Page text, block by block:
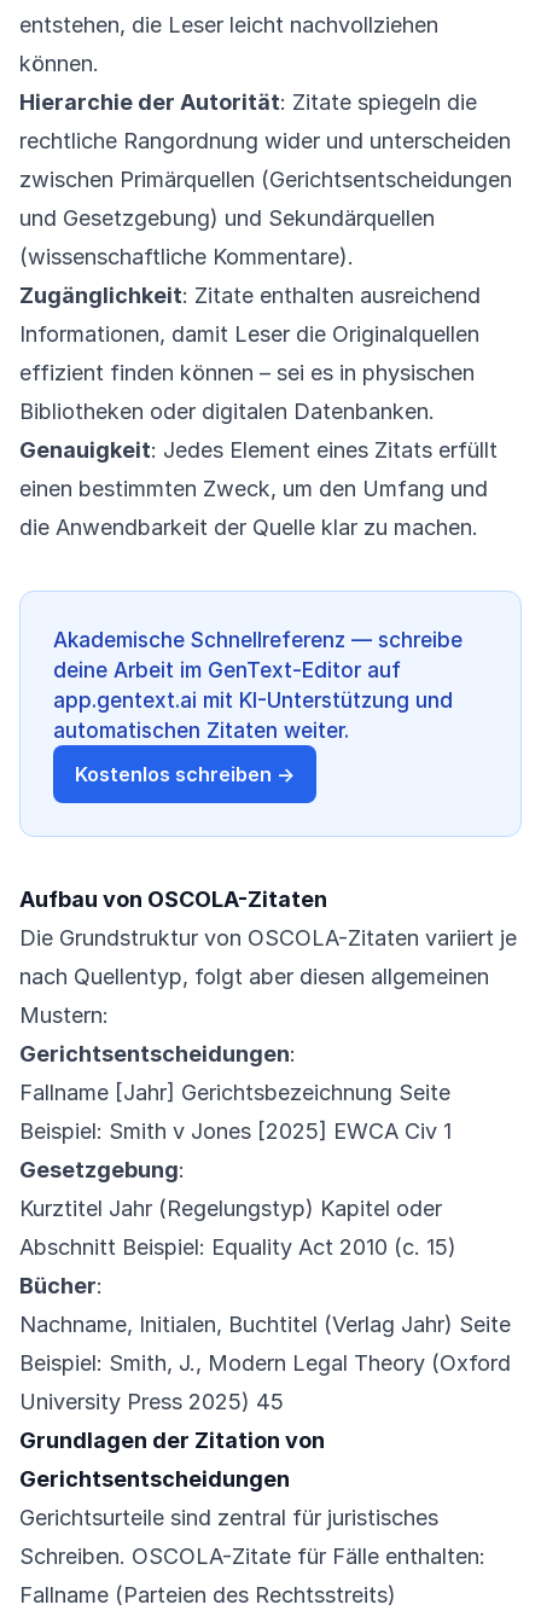
entstehen, die Leser leicht nachvollziehen
können.
Hierarchie der Autorität: Zitate spiegeln die
rechtliche Rangordnung wider und unterscheiden
zwischen Primärquellen (Gerichtsentscheidungen
und Gesetzgebung) und Sekundärquellen
(wissenschaftliche Kommentare).
Zugänglichkeit: Zitate enthalten ausreichend
Informationen, damit Leser die Originalquellen
effizient finden können – sei es in physischen
Bibliotheken oder digitalen Datenbanken.
Genauigkeit: Jedes Element eines Zitats erfüllt
einen bestimmten Zweck, um den Umfang und
die Anwendbarkeit der Quelle klar zu machen.
Akademische Schnellreferenz — schreibe
deine Arbeit im GenText-Editor auf
app.gentext.ai mit KI-Unterstützung und
automatischen Zitaten weiter.
Kostenlos schreiben →
Aufbau von OSCOLA-Zitaten
Die Grundstruktur von OSCOLA-Zitaten variiert je
nach Quellentyp, folgt aber diesen allgemeinen
Mustern:
Gerichtsentscheidungen:
Fallname [Jahr] Gerichtsbezeichnung Seite
Beispiel: Smith v Jones [2025] EWCA Civ 1
Gesetzgebung:
Kurztitel Jahr (Regelungstyp) Kapitel oder
Abschnitt Beispiel: Equality Act 2010 (c. 15)
Bücher:
Nachname, Initialen, Buchtitel (Verlag Jahr) Seite
Beispiel: Smith, J., Modern Legal Theory (Oxford
University Press 2025) 45
Grundlagen der Zitation von
Gerichtsentscheidungen
Gerichtsurteile sind zentral für juristisches
Schreiben. OSCOLA-Zitate für Fälle enthalten:
Fallname (Parteien des Rechtsstreits)